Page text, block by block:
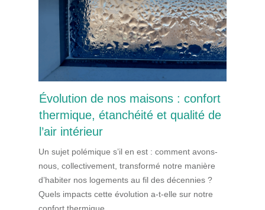
Évolution de nos maisons : confort
thermique, étanchéité et qualité de
l’air intérieur
Un sujet polémique s’il en est : comment avons-
nous, collectivement, transformé notre manière
d’habiter nos logements au fil des décennies ?
Quels impacts cette évolution a-t-elle sur notre
confort thermique,